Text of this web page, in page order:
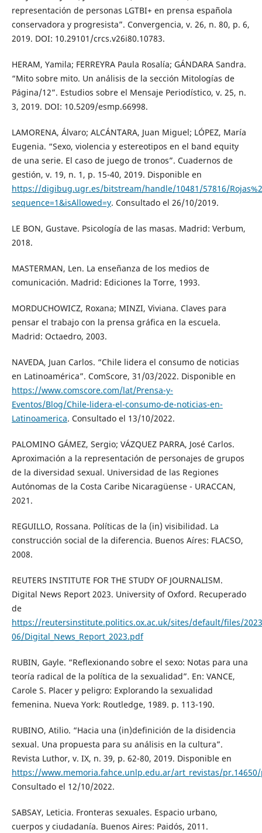
representación de personas LGTBI+ en prensa española
conservadora y progresista”. Convergencia, v. 26, n. 80, p. 6,
2019. DOI: 10.29101/crcs.v26i80.10783.
HERAM, Yamila; FERREYRA Paula Rosalía; GÁNDARA Sandra.
“Mito sobre mito. Un análisis de la sección Mitologías de
Página/12”. Estudios sobre el Mensaje Periodístico, v. 25, n.
3, 2019. DOI: 10.5209/esmp.66998.
LAMORENA, Álvaro; ALCÁNTARA, Juan Miguel; LÓPEZ, María
Eugenia. “Sexo, violencia y estereotipos en el band equity
de una serie. El caso de juego de tronos”. Cuadernos de
gestión, v. 19, n. 1, p. 15-40, 2019. Disponible en
https://digibug.ugr.es/bitstream/handle/10481/57816/
sequence=1&isAllowed=y. Consultado el 26/10/2019.
LE BON, Gustave. Psicología de las masas. Madrid: Verbum,
2018.
MASTERMAN, Len. La enseñanza de los medios de
comunicación. Madrid: Ediciones la Torre, 1993.
MORDUCHOWICZ, Roxana; MINZI, Viviana. Claves para
pensar el trabajo con la prensa gráfica en la escuela.
Madrid: Octaedro, 2003.
NAVEDA, Juan Carlos. “Chile lidera el consumo de noticias
en Latinoamérica”. ComScore, 31/03/2022. Disponible en
https://www.comscore.com/lat/Prensa-y-
Eventos/Blog/Chile-lidera-el-consumo-de-noticias-en-
Latinoamerica. Consultado el 13/10/2022.
PALOMINO GÁMEZ, Sergio; VÁZQUEZ PARRA, José Carlos.
Aproximación a la representación de personajes de grupos
de la diversidad sexual. Universidad de las Regiones
Autónomas de la Costa Caribe Nicaragüense - URACCAN,
2021.
REGUILLO, Rossana. Políticas de la (in) visibilidad. La
construcción social de la diferencia. Buenos Aíres: FLACSO,
2008.
REUTERS INSTITUTE FOR THE STUDY OF JOURNALISM.
Digital News Report 2023. University of Oxford. Recuperado
de
https://reutersinstitute.politics.ox.ac.uk/sites/default/files/
06/Digital_News_Report_2023.pdf
RUBIN, Gayle. “Reflexionando sobre el sexo: Notas para una
teoría radical de la política de la sexualidad”. En: VANCE,
Carole S. Placer y peligro: Explorando la sexualidad
femenina. Nueva York: Routledge, 1989. p. 113-190.
RUBINO, Atilio. “Hacia una (in)definición de la disidencia
sexual. Una propuesta para su análisis en la cultura”.
Revista Luthor, v. IX, n. 39, p. 62-80, 2019. Disponible en
https://www.memoria.fahce.unlp.edu.ar/art_revistas/
Consultado el 12/10/2022.
SABSAY, Leticia. Fronteras sexuales. Espacio urbano,
cuerpos y ciudadanía. Buenos Aires: Paidós, 2011.